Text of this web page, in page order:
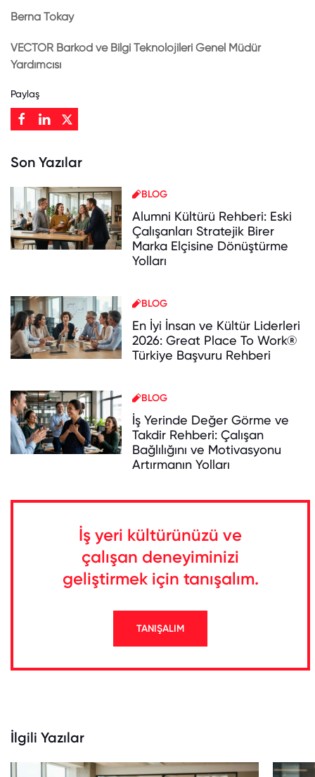
Berna Tokay
VECTOR Barkod ve Bilgi Teknolojileri Genel Müdür
Yardımcısı
Paylaş
Son Yazılar
BLOG
Alumni Kültürü Rehberi: Eski
Çalışanları Stratejik Birer
Marka Elçisine Dönüştürme
Yolları
BLOG
En İyi İnsan ve Kültür Liderleri
2026: Great Place To Work®
Türkiye Başvuru Rehberi
BLOG
İş Yerinde Değer Görme ve
Takdir Rehberi: Çalışan
Bağlılığını ve Motivasyonu
Artırmanın Yolları
İş yeri kültürünüzü ve
çalışan deneyiminizi
geliştirmek için tanışalım.
TANIŞALIM
İlgili Yazılar